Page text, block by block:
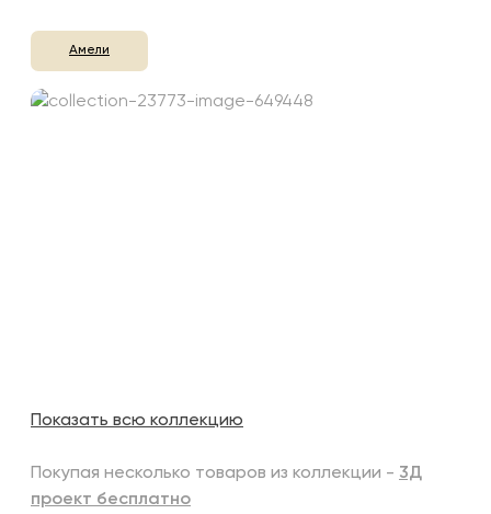
Амели
Показать всю коллекцию
Покупая несколько товаров из коллекции - 3Д
проект бесплатно